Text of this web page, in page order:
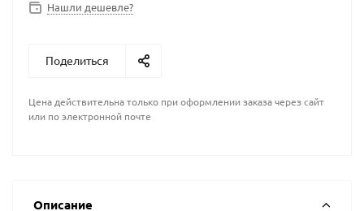
Нашли дешевле?
Поделиться
Цена действительна только при оформлении заказа через сайт
или по электронной почте
Описание